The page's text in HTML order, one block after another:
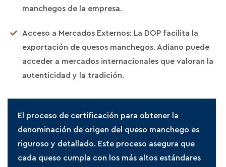
manchegos de la empresa.
Acceso a Mercados Externos: La DOP facilita la
exportación de quesos manchegos. Adiano puede
acceder a mercados internacionales que valoran la
autenticidad y la tradición.
El proceso de certificación para obtener la
denominación de origen del queso manchego es
riguroso y detallado. Este proceso asegura que
cada queso cumpla con los más altos estándares